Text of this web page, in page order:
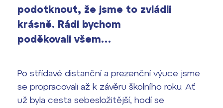
Výsledky 1. kola přijímacího řízení
2026/2027
Maturitní zkoušky
FOCUSing
Bakaláři
Office 365
podotknout, že jsme to zvládli
krásně. Rádi bychom
poděkovali všem…
Po střídavé distanční a prezenční výuce jsme
se propracovali až k závěru školního roku. Ať
už byla cesta sebesložitější, hodí se